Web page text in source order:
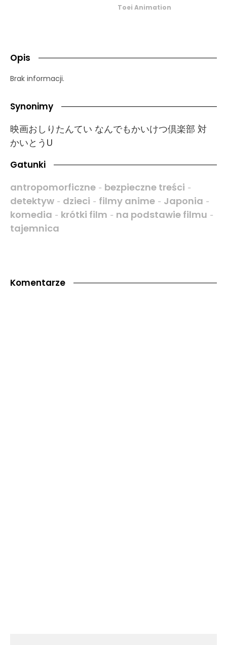
Toei Animation
Opis
Brak informacji.
Synonimy
映画おしりたんてい なんでもかいけつ倶楽部 対
かいとうU
Gatunki
antropomorficzne - bezpieczne treści -
detektyw - dzieci - filmy anime - Japonia -
komedia - krótki film - na podstawie filmu -
tajemnica
Komentarze